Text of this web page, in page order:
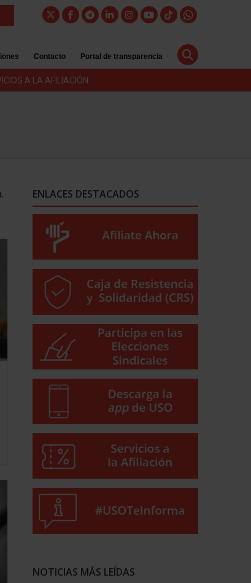
Contacto Portal de transparencia
A LA AFILIACIÓN
ENLACES DESTACADOS
NOTICIAS MÁS LEÍDAS